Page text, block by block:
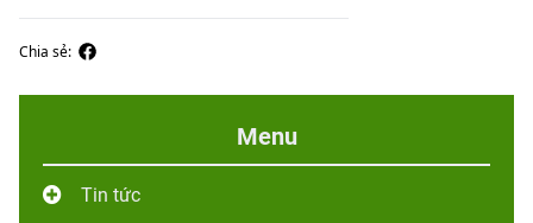
Chia sẻ:
Menu
Tin tức